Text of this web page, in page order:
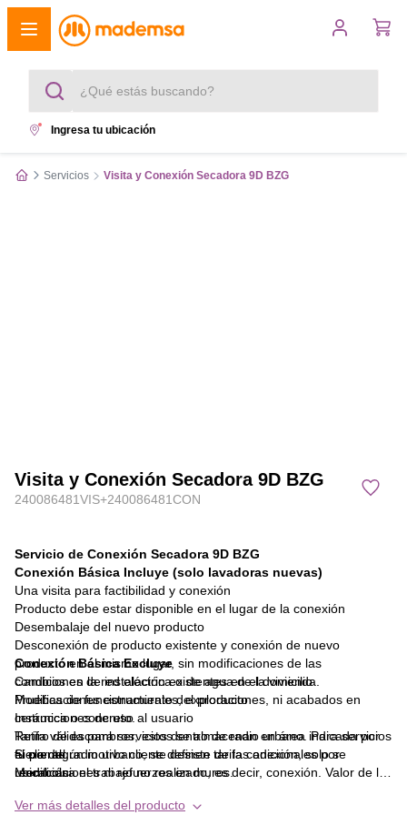
¿Qué estás buscando?
Ingresa tu ubicación
Servicios Visita y Conexión Secadora 9D BZG
Visita y Conexión Secadora 9D BZG
240086481VIS+240086481CON
Servicio de Conexión Secadora 9D BZG
Conexión Básica Incluye (solo lavadoras nuevas)
Una visita para factibilidad y conexión
Producto debe estar disponible en el lugar de la conexión
Desembalaje del nuevo producto
Desconexión de producto existente y conexión de nuevo
producto en el mismo lugar, sin modificaciones de las
condiciones de instalación existentes en el domicilio
Pruebas de funcionamiento del producto
Instrucciones de uso al usuario
Tarifa válida para servicios dentro de radio urbano. Para servicios
fuera del radio urbano, se definen tarifas adicionales por
ubicación.
Conexión Básica Excluye
Cambios en la red eléctrica o de agua de la vivienda.
Modificaciones estructurales, exploraciones, ni acabados en
cerámica o concreto.
Retiro de escombros, estos se almacenan en área indicada por
el cliente.
Modificaciones ni refuerzos en muros.
producto, en el caso de requerirse algún material adicional se
Si por algún motivo cliente desiste de la conexión, solo se
reembolsa el trabajo no realizado, es decir, conexión. Valor de la
Ver más detalles del producto